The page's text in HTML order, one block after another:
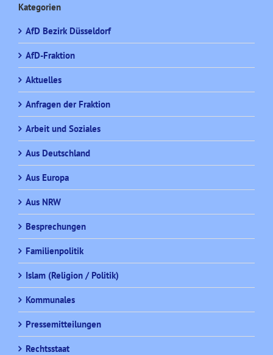
Kategorien
AfD Bezirk Düsseldorf
AfD-Fraktion
Aktuelles
Anfragen der Fraktion
Arbeit und Soziales
Aus Deutschland
Aus Europa
Aus NRW
Besprechungen
Familienpolitik
Islam (Religion / Politik)
Kommunales
Pressemitteilungen
Rechtsstaat